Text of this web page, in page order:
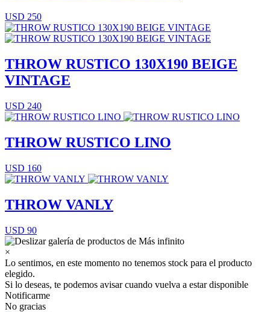
USD 250
THROW RUSTICO 130X190 BEIGE
VINTAGE
USD 240
THROW RUSTICO LINO
USD 160
THROW VANLY
USD 90
×
Lo sentimos, en este momento no tenemos stock para el producto
elegido.
Si lo deseas, te podemos avisar cuando vuelva a estar disponible
Notificarme
No gracias